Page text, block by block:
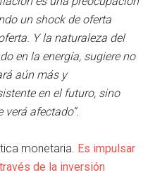
un shock de oferta
Y la naturaleza del
en la energía, sugiere no
aún más y
en el futuro, sino
afectado”.
monetaria. Es impulsar
de la inversión